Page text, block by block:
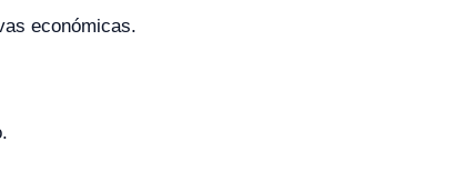
económicas.